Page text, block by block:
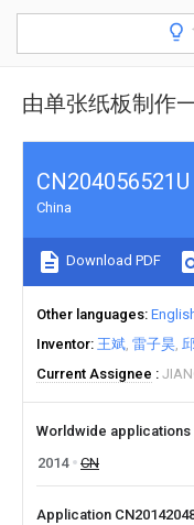
由单张纸板制作
CN204056521U
China
Download PDF
Other languages
Inventor 王斌 雷子昊
Current Assignee
Worldwide applications
2014
CN
Application